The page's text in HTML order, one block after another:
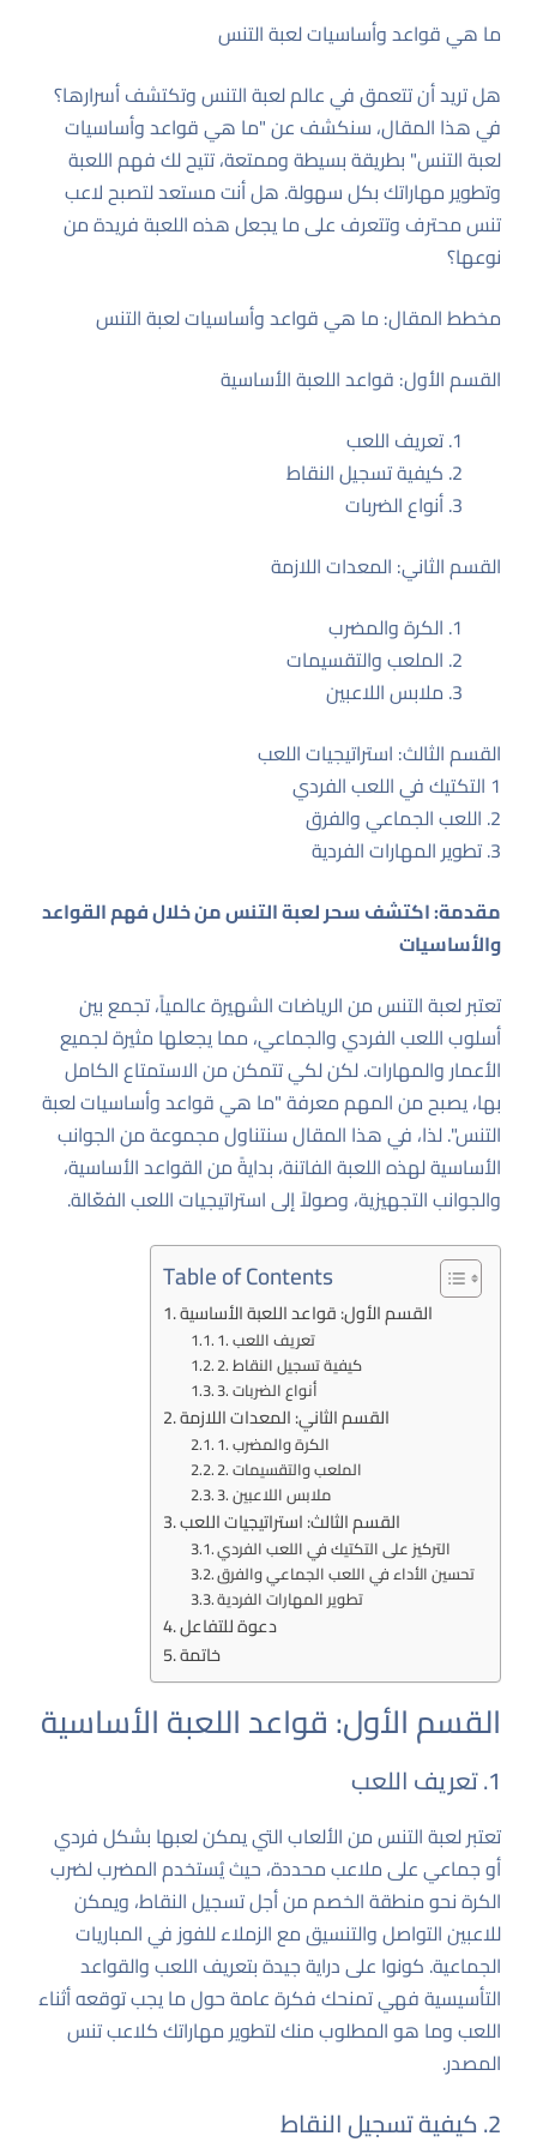
ما هي قواعد وأساسيات لعبة التنس
هل تريد أن تتعمق في عالم لعبة التنس وتكتشف أسرارها؟
في هذا المقال، سنكشف عن "ما هي قواعد وأساسيات
لعبة التنس" بطريقة بسيطة وممتعة، تتيح لك فهم اللعبة
وتطوير مهاراتك بكل سهولة. هل أنت مستعد لتصبح لاعب
تنس محترف وتتعرف على ما يجعل هذه اللعبة فريدة من
نوعها؟
مخطط المقال: ما هي قواعد وأساسيات لعبة التنس
القسم الأول: قواعد اللعبة الأساسية
تعريف اللعب
كيفية تسجيل النقاط
أنواع الضربات
القسم الثاني: المعدات اللازمة
الكرة والمضرب
الملعب والتقسيمات
ملابس اللاعبين
القسم الثالث: استراتيجيات اللعب
1 التكتيك في اللعب الفردي
2. اللعب الجماعي والفرق
3. تطوير المهارات الفردية
مقدمة: اكتشف سحر لعبة التنس من خلال فهم القواعد
والأساسيات
تعتبر لعبة التنس من الرياضات الشهيرة عالمياً، تجمع بين
أسلوب اللعب الفردي والجماعي، مما يجعلها مثيرة لجميع
الأعمار والمهارات. لكن لكي تتمكن من الاستمتاع الكامل
بها، يصبح من المهم معرفة "ما هي قواعد وأساسيات لعبة
التنس". لذا، في هذا المقال سنتناول مجموعة من الجوانب
الأساسية لهذه اللعبة الفاتنة، بدايةً من القواعد الأساسية،
والجوانب التجهيزية، وصولاً إلى استراتيجيات اللعب الفعّالة.
Table of Contents
القسم الأول: قواعد اللعبة الأساسية
1. تعريف اللعب
2. كيفية تسجيل النقاط
3. أنواع الضربات
القسم الثاني: المعدات اللازمة
1. الكرة والمضرب
2. الملعب والتقسيمات
3. ملابس اللاعبين
القسم الثالث: استراتيجيات اللعب
التركيز على التكتيك في اللعب الفردي
تحسين الأداء في اللعب الجماعي والفرق
تطوير المهارات الفردية
دعوة للتفاعل
خاتمة
القسم الأول: قواعد اللعبة الأساسية
1. تعريف اللعب
تعتبر لعبة التنس من الألعاب التي يمكن لعبها بشكل فردي
أو جماعي على ملاعب محددة، حيث يُستخدم المضرب لضرب
الكرة نحو منطقة الخصم من أجل تسجيل النقاط، ويمكن
للاعبين التواصل والتنسيق مع الزملاء للفوز في المباريات
الجماعية. كونوا على دراية جيدة بتعريف اللعب والقواعد
التأسيسية فهي تمنحك فكرة عامة حول ما يجب توقعه أثناء
اللعب وما هو المطلوب منك لتطوير مهاراتك كلاعب تنس
المصدر.
2. كيفية تسجيل النقاط